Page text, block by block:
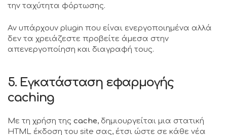
την ταχύτητα φόρτωσης.
Αν υπάρχουν plugin που είναι ενεργοποιημένα αλλά
δεν τα χρειάζεστε προβείτε άμεσα στην
απενεργοποίηση και διαγραφή τους.
5. Εγκατάσταση εφαρμογής
caching
Με τη χρήση της cache, δημιουργείται μια στατική
HTML έκδοση του site σας, έτσι ώστε σε κάθε νέα